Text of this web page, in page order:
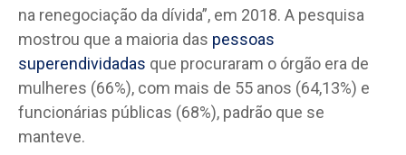
na renegociação da dívida”, em 2018. A pesquisa
mostrou que a maioria das pessoas
superendividadas que procuraram o órgão era de
mulheres (66%), com mais de 55 anos (64,13%) e
funcionárias públicas (68%), padrão que se
manteve.